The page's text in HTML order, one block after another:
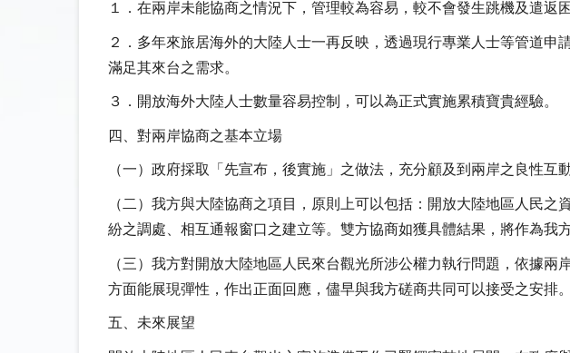
１．在兩岸未能協商之情況下，管理較為容易，較不會發生跳機及遣返
２．多年來旅居海外的大陸人士一再反映，透過現行專業人士等管道
滿足其來台之需求。
３．開放海外大陸人士數量容易控制，可以為正式實施累積寶貴經驗。
四、對兩岸協商之基本立場
（一）政府採取「先宣布，後實施」之做法，充分顧及到兩岸之良性
（二）我方與大陸協商之項目，原則上可以包括：開放大陸地區人民
紛之調處、相互通報窗口之建立等。雙方協商如獲具體結果，將作為我
（三）我方對開放大陸地區人民來台觀光所涉公權力執行問題，依據
方面能展現彈性，作出正面回應，儘早與我方磋商共同可以接受之安排。
五、未來展望